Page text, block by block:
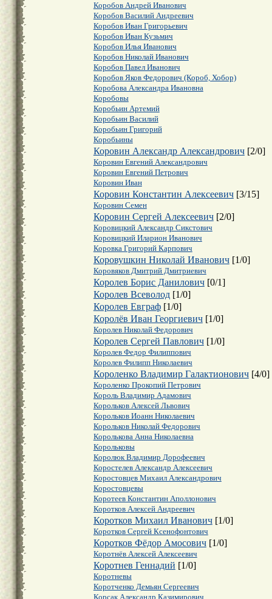
Коробов Андрей Иванович
Коробов Василий Андреевич
Коробов Иван Григорьевич
Коробов Иван Кузьмич
Коробов Илья Иванович
Коробов Николай Иванович
Коробов Павел Иванович
Коробов Яков Федорович (Короб, Хобор)
Коробова Александра Ивановна
Коробовы
Коробьин Артемий
Коробьин Василий
Коробьин Григорий
Коробьины
Коровин Александр Александрович[2/0]
Коровин Евгений Александрович
Коровин Евгений Петрович
Коровин Иван
Коровин Константин Алексеевич[3/15]
Коровин Семен
Коровин Сергей Алексеевич[2/0]
Коровицкий Александр Сикстович
Коровицкий Иларион Иванович
Коровка Григорий Карпович
Коровушкин Николай Иванович[1/0]
Коровяков Дмитрий Дмитриевич
Королев Борис Данилович[0/1]
Королев Всеволод[1/0]
Королев Евграф[1/0]
Королёв Иван Георгиевич[1/0]
Королев Николай Федорович
Королев Сергей Павлович[1/0]
Королев Федор Филиппович
Королев Филипп Николаевич
Короленко Владимир Галактионович[4/0]
Короленко Прокопий Петрович
Король Владимир Адамович
Корольков Алексей Львович
Корольков Иоанн Николаевич
Корольков Николай Федорович
Королькова Анна Николаевна
Корольковы
Королюк Владимир Дорофеевич
Коростелев Александр Алексеевич
Коростовцев Михаил Александрович
Коростовцевы
Коротеев Константин Аполлонович
Коротков Алексей Андреевич
Коротков Михаил Иванович[1/0]
Коротков Сергей Ксенофонтович
Коротков Фёдор Амосович[1/0]
Коротнёв Алексей Алексеевич
Коротнев Геннадий [1/0]
Коротневы
Коротченко Демьян Сергеевич
Корсак Александр Казимирович